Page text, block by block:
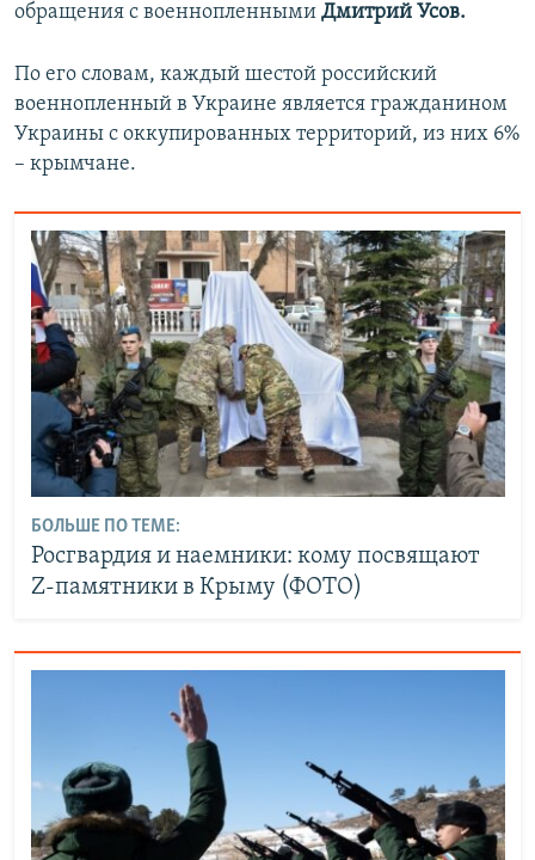
обращения с военнопленными Дмитрий Усов.
По его словам, каждый шестой российский
военнопленный в Украине является гражданином
Украины с оккупированных территорий, из них 6%
– крымчане.
БОЛЬШЕ ПО ТЕМЕ:
Росгвардия и наемники: кому посвящают
Z-памятники в Крыму (ФОТО)